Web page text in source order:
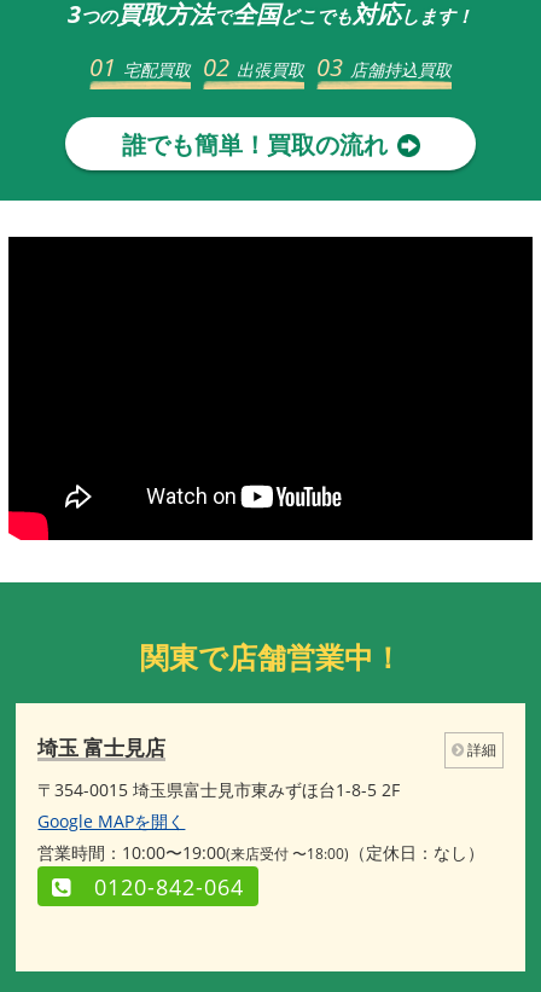
3つの買取方法で全国どこでも対応します！
01 宅配買取 02 出張買取 03 店舗持込買取
誰でも簡単！買取の流れ
関東で店舗営業中！
埼玉 富士見店 詳細
〒354-0015 埼玉県富士見市東みずほ台1-8-5 2F
Google MAPを開く
営業時間：10:00〜19:00(来店受付 〜18:00) （定休日：なし）
0120-842-064